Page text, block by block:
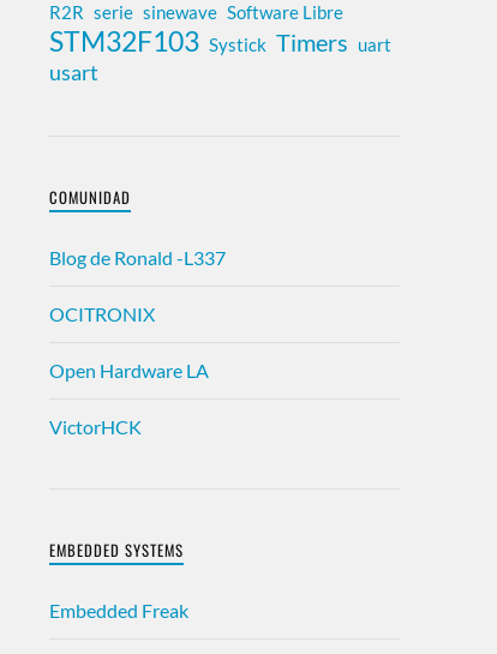
R2R serie sinewave Software Libre
STM32F103 Systick Timers uart
usart
COMUNIDAD
Blog de Ronald -L337
OCITRONIX
Open Hardware LA
VictorHCK
EMBEDDED SYSTEMS
Embedded Freak